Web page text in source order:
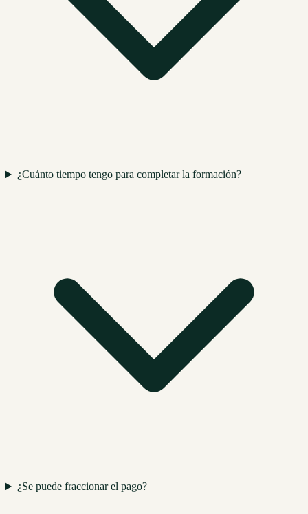
¿Cuánto tiempo tengo para completar la formación?
¿Se puede fraccionar el pago?